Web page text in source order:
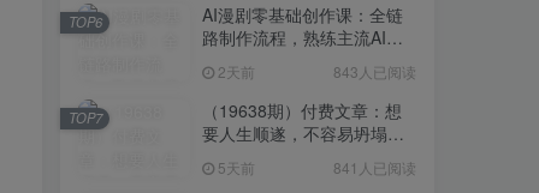
AI漫剧零基础创作课：全链
路制作流程，熟练主流AI工
2天前 843人已阅读
TOP6
（19638期）付费文章：想
要人生顺遂，不容易坍塌，
5天前 841人已阅读
TOP7